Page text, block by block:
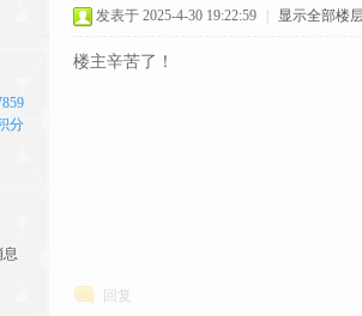
分
息
发表于 2025-4-30 19:22:59 显示全部楼
楼主辛苦了！
回复